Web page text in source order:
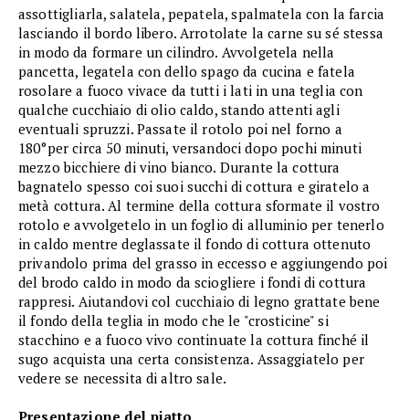
assottigliarla, salatela, pepatela, spalmatela con la farcia
lasciando il bordo libero. Arrotolate la carne su sé stessa
in modo da formare un cilindro. Avvolgetela nella
pancetta, legatela con dello spago da cucina e fatela
rosolare a fuoco vivace da tutti i lati in una teglia con
qualche cucchiaio di olio caldo, stando attenti agli
eventuali spruzzi. Passate il rotolo poi nel forno a
180°per circa 50 minuti, versandoci dopo pochi minuti
mezzo bicchiere di vino bianco. Durante la cottura
bagnatelo spesso coi suoi succhi di cottura e giratelo a
metà cottura. Al termine della cottura sformate il vostro
rotolo e avvolgetelo in un foglio di alluminio per tenerlo
in caldo mentre deglassate il fondo di cottura ottenuto
privandolo prima del grasso in eccesso e aggiungendo poi
del brodo caldo in modo da sciogliere i fondi di cottura
rappresi. Aiutandovi col cucchiaio di legno grattate bene
il fondo della teglia in modo che le "crosticine" si
stacchino e a fuoco vivo continuate la cottura finché il
sugo acquista una certa consistenza. Assaggiatelo per
vedere se necessita di altro sale.
Presentazione del piatto